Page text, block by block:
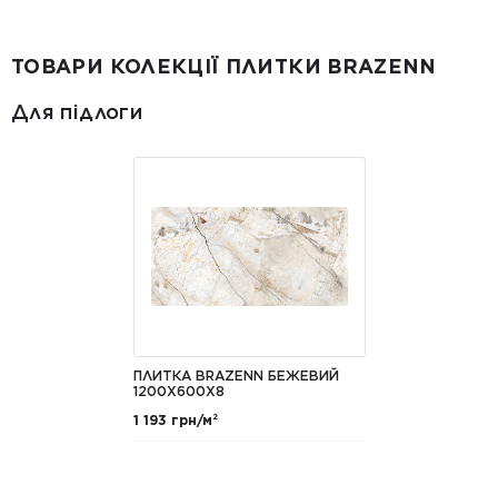
ТОВАРИ КОЛЕКЦІЇ ПЛИТКИ BRAZENN
Для підлоги
ПЛИТКА BRAZENN БЕЖЕВИЙ
1200X600X8
1 193 грн/м²